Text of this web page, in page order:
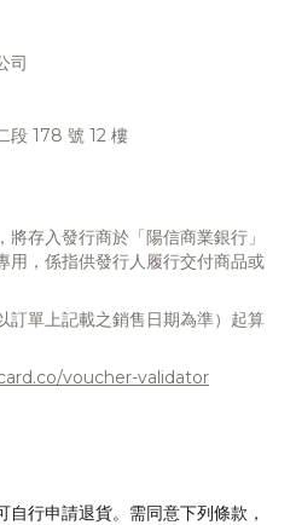
司
段 178 號 12 樓
存入發行商於「陽信商業銀行」
用，係指供發行人履行交付商品或
訂單上記載之銷售日期為準）起算
voucher-validator
行申請退貨。需同意下列條款，